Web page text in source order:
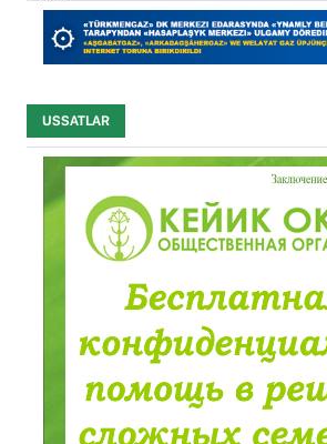
USSATLAR